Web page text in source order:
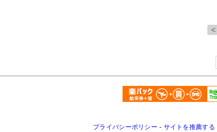
プライバシーポリシー - サイトを推薦する